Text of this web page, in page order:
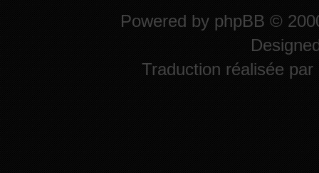
Powered by phpBB ©
Traduction réalisée par